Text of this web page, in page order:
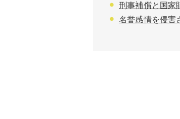
刑事補償と国家
名誉感情を侵害